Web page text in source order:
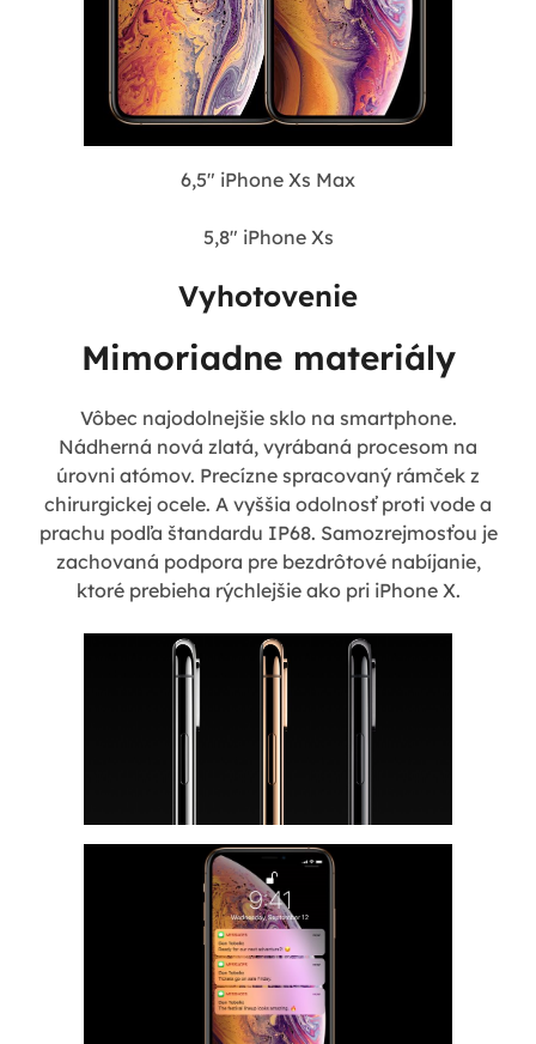
6,5" iPhone Xs Max
5,8" iPhone Xs
Vyhotovenie
Mimoriadne materiály
Vôbec najodolnejšie sklo na smartphone.
Nádherná nová zlatá, vyrábaná procesom na
úrovni atómov. Precízne spracovaný rámček z
chirurgickej ocele. A vyššia odolnosť proti vode a
prachu podľa štandardu IP68. Samozrejmosťou je
zachovaná podpora pre bezdrôtové nabíjanie,
ktoré prebieha rýchlejšie ako pri iPhone X.